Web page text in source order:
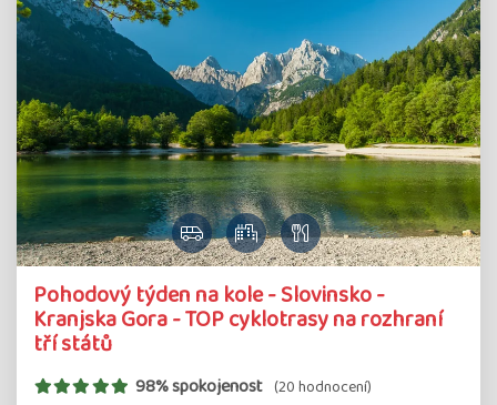
Pohodový týden na kole - Slovinsko -
Kranjska Gora - TOP cyklotrasy na rozhraní
tří států
98% spokojenost (20 hodnocení)